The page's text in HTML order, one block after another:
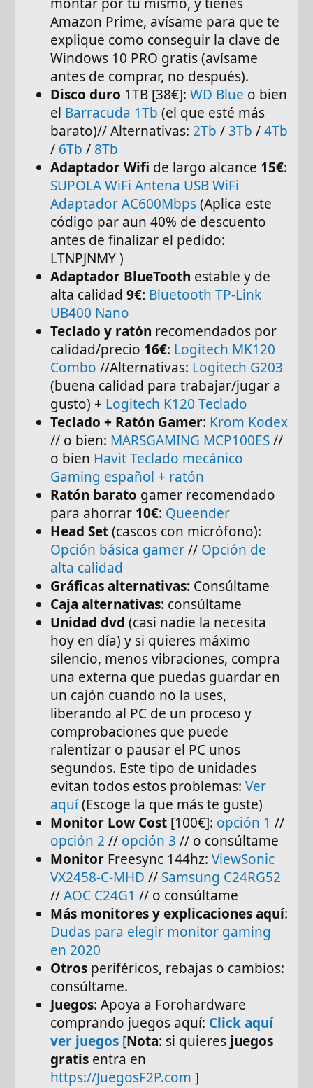
Amazon Prime, avísame para que te
explique como conseguir la clave de
Windows 10 PRO gratis (avísame
antes de comprar, no después).
Disco duro 1TB [38€]:WD Blue o bien
el Barracuda 1Tb (el que esté más
barato)// Alternativas: 2Tb /3Tb /4Tb
/ 6Tb / 8Tb
Adaptador Wifi de largo alcance 15€:
SUPOLA WiFi Antena USB WiFi
Adaptador AC600Mbps(Aplica este
código par aun 40% de descuento
antes de finalizar el pedido:
LTNPJNMY )
Adaptador BlueTooth estable y de
alta calidad9€: Bluetooth TP-Link
UB400 Nano
Teclado y ratón recomendados por
calidad/precio 16€: Logitech MK120
Combo //Alternativas: Logitech G203
(buena calidad para trabajar/jugar a
gusto) + Logitech K120 Teclado
Teclado + Ratón Gamer: Krom Kodex
// o bien: MARSGAMING MCP100ES//
o bien Havit Teclado mecánico
Gaming español + ratón
Ratón barato gamer recomendado
para ahorrar 10€: Queender
Head Set(cascos con micrófono):
Opción básica gamer// Opción de
alta calidad
Gráficas alternativas: Consúltame
Caja alternativas: consúltame
Unidad dvd(casi nadie la necesita
hoy en día) y si quieres máximo
silencio, menos vibraciones, compra
una externa que puedas guardar en
un cajón cuando no la uses,
liberando al PC de un proceso y
comprobaciones que puede
ralentizar o pausar el PC unos
segundos. Este tipo de unidades
evitan todos estos problemas:Ver
aquí(Escoge la que más te guste)
Monitor Low Cost [100€]: opción 1 //
opción 2 // opción 3 // o consúltame
Monitor Freesync 144hz:ViewSonic
VX2458-C-MHD // Samsung C24RG52
//AOC C24G1 // o consúltame
Más monitores y explicaciones aquí:
Dudas para elegir monitor gaming
en 2020
Otros periféricos, rebajas o cambios:
consúltame.
Juegos: Apoya a Forohardware
comprando juegos aquí: Click aquí
ver juegos [Nota: si quieres juegos
gratis entra en
https://JuegosF2P.com ]